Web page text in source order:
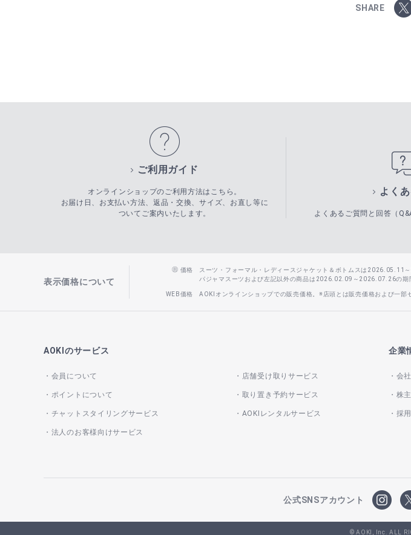
SHARE
ご利用ガイド
オンラインショップのご利用方法はこちら。
お届け日、お支払い方法、返品・交換、サイズ、お直し等に
ついてご案内いたします。
よく
よくあるご質問と回答（
表示価格について
価格
スーツ・フォーマル・レディースジャケット＆ボトムスは
パジャマスーツおよび左記以外の商品は2026.02.09～2026.07.26の期
WEB価格 AOKIオンラインショップでの販売価格。※店頭とは販売価格および一部
AOKIのサービス
会員について
ポイントについて
チャットスタイリングサービス
店舗受け取りサービス
取り置き予約サービス
AOKIレンタルサービス
法人のお客様向けサービス
企業
会
株
採
公式SNSアカウント
© AOKI, Inc. ALL